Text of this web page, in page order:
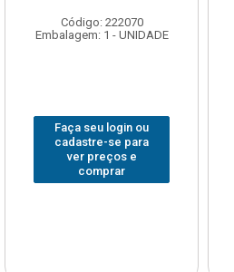
Código: 222070
Embalagem: 1 - UNIDADE
Faça seu login ou
cadastre-se para
ver preços e
comprar